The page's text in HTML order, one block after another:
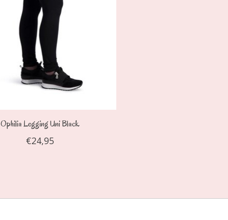
Ophilia Legging Uni Black
€24,95